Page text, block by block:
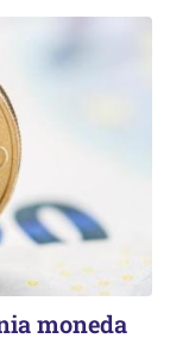
moneda